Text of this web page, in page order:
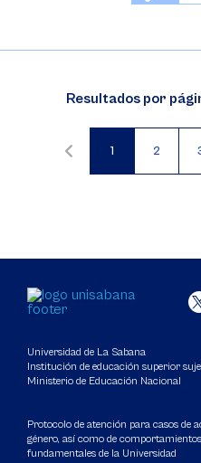
Resultados por
Página
1
Página
2
Universidad de La Sabana
Institución de educación superior
Ministerio de Educación Nacional
Protocolo de atención para casos de
género, así como de
fundamentales de la Universidad